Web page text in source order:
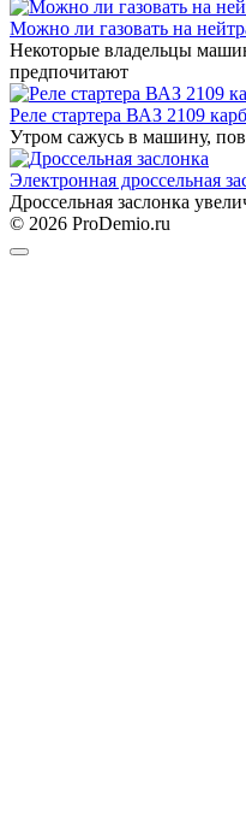
Можно ли газовать на
Некоторые владельцы
предпочитают
Реле стартера ВАЗ 2109
Утром сажусь в машину,
Электронная дроссельная
Дроссельная заслонка
© 2026 ProDemio.ru